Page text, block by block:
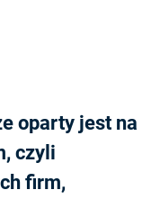
oparty jest na
czyli
firm,